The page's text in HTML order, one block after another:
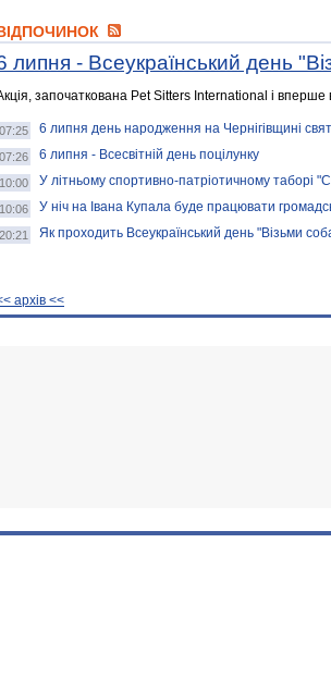
липня - Всеукраїнський день
започаткована Pet Sitters International і вперше
07:25 6 липня день народження на Чернігівщині
07:26 6 липня - Всесвітній день поцілунку
10:00 У літньому спортивно-патріотичному таборі
10:06 У ніч на Івана Купала буде працювати
20:21 Як проходить Всеукраїнський день "Візьми
архiв <<